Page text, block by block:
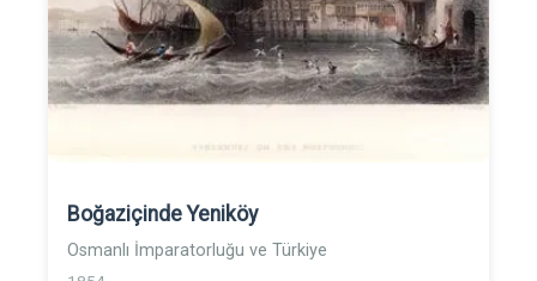
Boğaziçinde Yeniköy
Osmanlı İmparatorluğu ve Türkiye